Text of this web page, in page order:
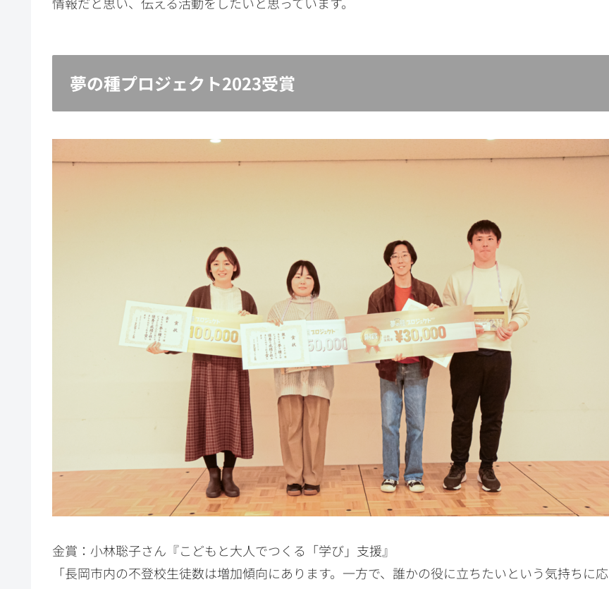
夢の種プロジェクト2023受賞
金賞：小林聡子さん『こどもと大人でつくる「学び」支援』
「長岡市内の不登校生徒数は増加傾向にあります。一方で、誰かの役に立ちたいという気持ちに応